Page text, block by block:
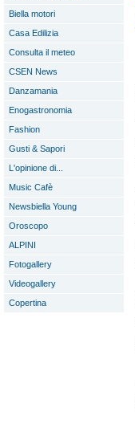
Biella motori
Casa Edilizia
Consulta il meteo
CSEN News
Danzamania
Enogastronomia
Fashion
Gusti & Sapori
L'opinione di...
Music Cafè
Newsbiella Young
Oroscopo
ALPINI
Fotogallery
Videogallery
Copertina